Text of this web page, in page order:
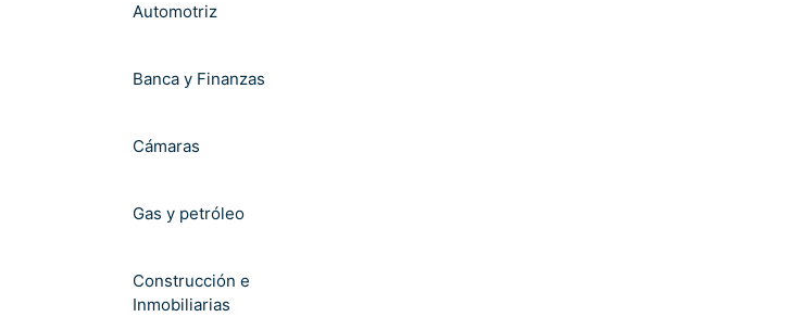
Automotriz
Banca y Finanzas
Cámaras
Gas y petróleo
Construcción e
Inmobiliarias